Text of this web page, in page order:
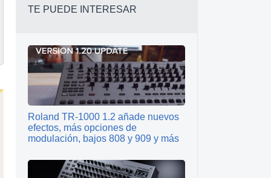
TE PUEDE INTERESAR
Roland TR‑1000 1.2 añade nuevos
efectos, más opciones de
modulación, bajos 808 y 909 y más